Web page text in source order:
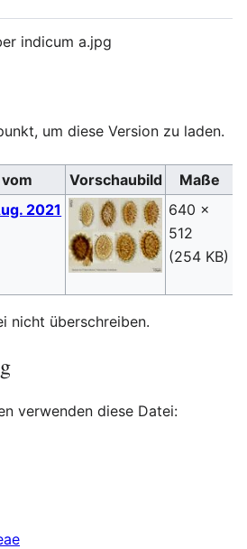
indicum a.jpg
um diese Version zu laden.
Vorschaubild
Maße
2021
640 ×
512
(254 KB)
nicht überschreiben.
verwenden diese Datei: